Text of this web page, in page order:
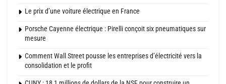
Le prix d’une voiture électrique en France
Porsche Cayenne électrique : Pirelli conçoit six pneumatiques sur
mesure
Comment Wall Street pousse les entreprises d’électricité vers la
consolidation et le profit